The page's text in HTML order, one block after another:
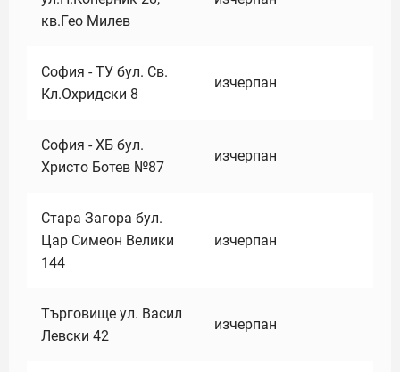
кв.Гео Милев
София - ТУ бул. Св.
Кл.Охридски 8
изчерпан
София - ХБ бул.
Христо Ботев №87
изчерпан
Стара Загора бул.
Цар Симеон Велики
144
изчерпан
Търговище ул. Васил
Левски 42
изчерпан